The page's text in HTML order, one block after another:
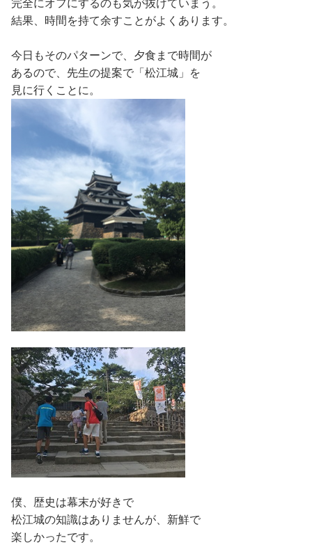
結果、時間を持て余すことがよくあります。
今日もそのパターンで、夕食まで時間が
あるので、先生の提案で「松江城」を
見に行くことに。
僕、歴史は幕末が好きで
松江城の知識はありませんが、新鮮で
楽しかったです。